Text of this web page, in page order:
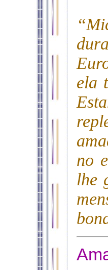
ela
no
lhe